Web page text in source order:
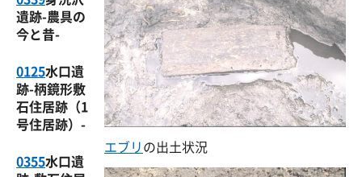
遺跡-農具の
今と昔-
0125水口遺
跡-柄鏡形敷
石住居跡（1
号住居跡）-
0355水口遺
エブリの出土状況